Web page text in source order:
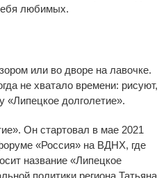
любимых.
или во дворе на лавочке.
не хватало времени: рисуют,
«Липецкое долголетие».
». Он стартовал в мае 2021
«Россия» на ВДНХ, где
название «Липецкое
политики региона Татьяна